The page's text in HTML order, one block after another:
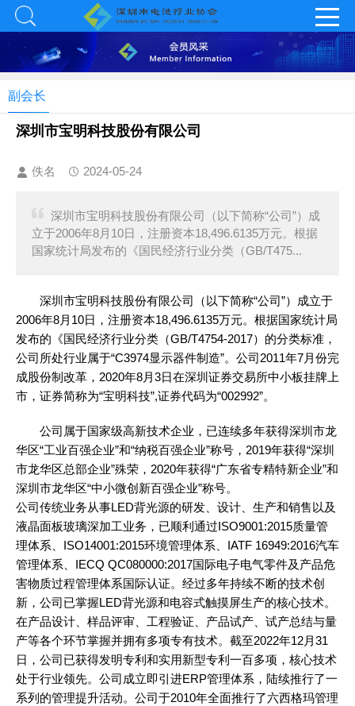
副会长
深圳市宝明科技股份有限公司
佚名 2024-05-24
深圳市宝明科技股份有限公司（以下简称“公司”）成
立于2006年8月10日，注册资本18,496.6135万元。根据
国家统计局发布的《国民经济行业分类（GB/T475...
深圳市宝明科技股份有限公司（以下简称“公司”）成立于
2006年8月10日，注册资本18,496.6135万元。根据国家统计局
发布的《国民经济行业分类（GB/T4754-2017）的分类标准，
公司所处行业属于“C3974显示器件制造”。公司2011年7月份完
成股份制改革，2020年8月3日在深圳证券交易所中小板挂牌上
市，证券简称为“宝明科技”,证券代码为“002992”。
公司属于国家级高新技术企业，已连续多年获得深圳市龙
华区“工业百强企业”和“纳税百强企业”称号，2019年获得“深圳
市龙华区总部企业”殊荣，2020年获得“广东省专精特新企业”和
深圳市龙华区“中小微创新百强企业”称号。
公司传统业务从事LED背光源的研发、设计、生产和销售以及
液晶面板玻璃深加工业务，已顺利通过ISO9001:2015质量管
理体系、ISO14001:2015环境管理体系、IATF 16949:2016汽车
管理体系、IECQ QC080000:2017国际电子电气零件及产品危
害物质过程管理体系国际认证。经过多年持续不断的技术创
新，公司已掌握LED背光源和电容式触摸屏生产的核心技术。
在产品设计、样品评审、工程验证、产品试产、试产总结与量
产等各个环节掌握并拥有多项专有技术。截至2022年12月31
日，公司已获得发明专利和实用新型专利一百多项，核心技术
处于行业领先。公司成立即引进ERP管理体系，陆续推行了一
系列的管理提升活动。公司于2010年全面推行了六西格玛管理